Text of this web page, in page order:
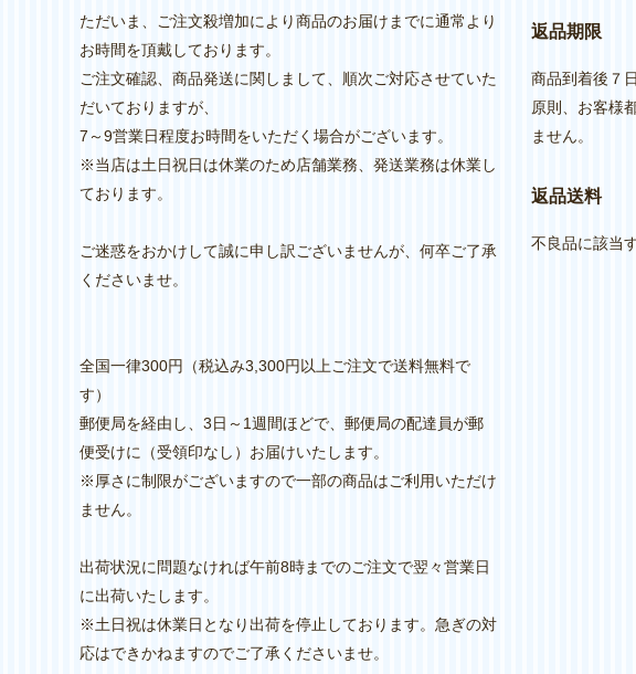
ただいま、ご注文殺増加により商品のお届けまでに通常より
お時間を頂戴しております。
ご注文確認、商品発送に関しまして、順次ご対応させていた
だいておりますが、
7～9営業日程度お時間をいただく場合がございます。
※当店は土日祝日は休業のため店舗業務、発送業務は休業し
ております。
ご迷惑をおかけして誠に申し訳ございませんが、何卒ご了承
くださいませ。
全国一律300円（税込み3,300円以上ご注文で送料無料で
す）
郵便局を経由し、3日～1週間ほどで、郵便局の配達員が郵
便受けに（受領印なし）お届けいたします。
※厚さに制限がございますので一部の商品はご利用いただけ
ません。
出荷状況に問題なければ午前8時までのご注文で翌々営業日
に出荷いたします。
※土日祝は休業日となり出荷を停止しております。急ぎの対
応はできかねますのでご了承くださいませ。
返品期限
商品到着後７
原則、お客様
ません。
返品送料
不良品に該当